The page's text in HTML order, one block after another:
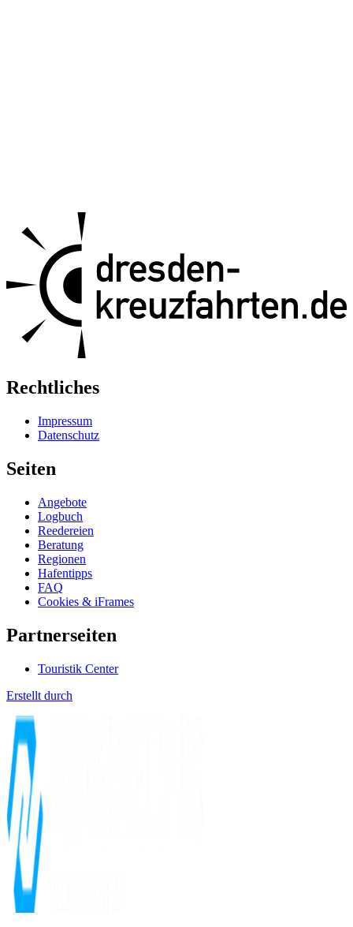
Rechtliches
Impressum
Datenschutz
Seiten
Angebote
Logbuch
Reedereien
Beratung
Regionen
Hafentipps
FAQ
Cookies & iFrames
Partnerseiten
Touristik Center
Erstellt durch